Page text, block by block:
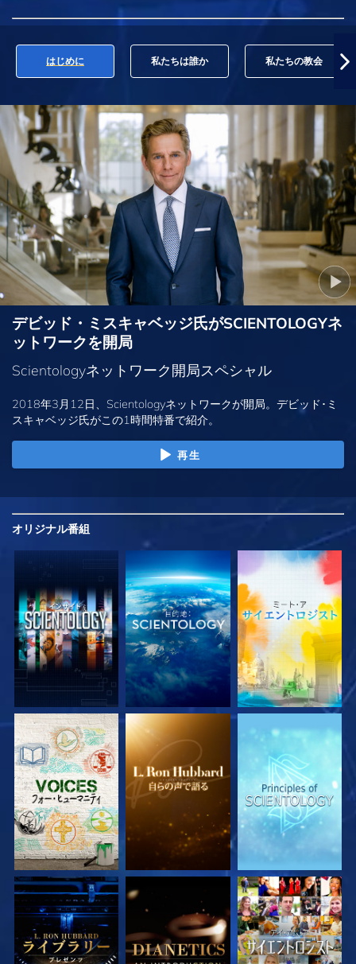
はじめに 私たちは誰か 私たちの教会
デビッド・ミスキャベッジ氏がSCIENTOLOGYネ
ットワークを開局
Scientologyネットワーク開局スペシャル
2018年3月12日、Scientologyネットワークが開局。デビッド･ミ
スキャベッジ氏がこの1時間特番で紹介。
再生
オリジナル番組
シリーズを探求 シリーズを探求 シリーズを探求
シリーズを探求 シリーズを探求 観る